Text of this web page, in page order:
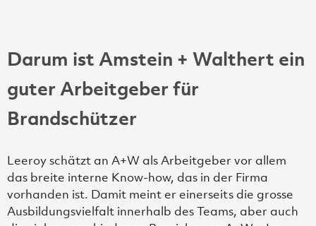
Darum ist Amstein + Walthert ein
guter Arbeitgeber für
Brandschützer
Leeroy schätzt an A+W als Arbeitgeber vor allem
das breite interne Know-how, das in der Firma
vorhanden ist. Damit meint er einerseits die grosse
Ausbildungsvielfalt innerhalb des Teams, aber auch